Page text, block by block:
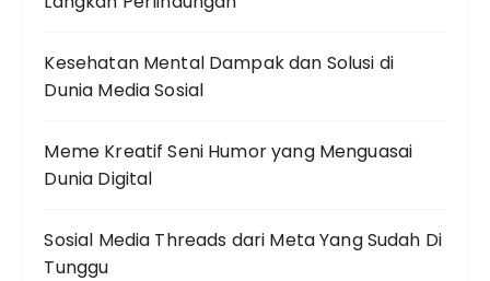
Kesehatan Mental Dampak dan Solusi di
Dunia Media Sosial
Meme Kreatif Seni Humor yang Menguasai
Dunia Digital
Sosial Media Threads dari Meta Yang Sudah Di
Tunggu